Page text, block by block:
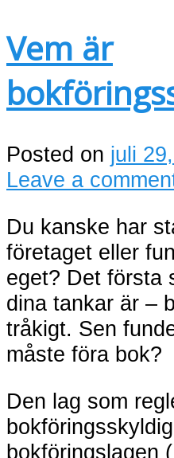
Vem är
Posted on juli
Leave a
Du kanske har
företaget eller
eget? Det första
dina tankar är –
tråkigt. Sen
måste föra bok?
Den lag som
bokföringslagen